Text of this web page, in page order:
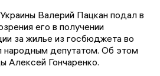
Валерий Пацкан подал в
его в получении
за жилье из госбюджета во
народным депутатом. Об этом
Алексей Гончаренко.